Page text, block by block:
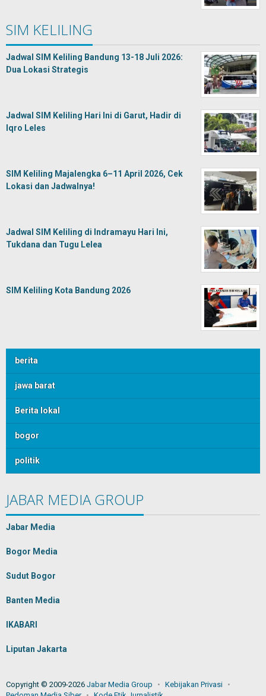
SIM KELILING
Jadwal SIM Keliling Bandung 13-18 Juli 2026:
Dua Lokasi Strategis
Jadwal SIM Keliling Hari Ini di Garut, Hadir di
Iqro Leles
SIM Keliling Majalengka 6–11 April 2026, Cek
Lokasi dan Jadwalnya!
Jadwal SIM Keliling di Indramayu Hari Ini,
Tukdana dan Tugu Lelea
SIM Keliling Kota Bandung 2026
berita
jawa barat
Berita lokal
bogor
politik
JABAR MEDIA GROUP
Jabar Media
Bogor Media
Sudut Bogor
Banten Media
IKABARI
Liputan Jakarta
Copyright © 2009-2026 Jabar Media Group
Kebijakan Privasi